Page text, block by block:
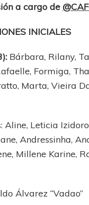
a cargo de
INICIALES
Bárbara, Rilany,
Formiga,
Marta, Vieira
Aline, Leticia
Andressinha,
Millene Karine,
Álvarez “Vadao”